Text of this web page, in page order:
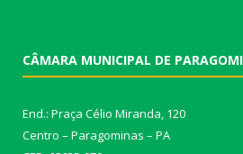
CÂMARA MUNICIPAL DE
End.: Praça Célio Miranda, 120
Centro – Paragominas – PA